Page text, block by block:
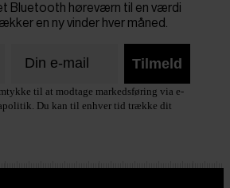
Bluetooth høreværn til en værdi
en ny vinder hver måned.
Tilmeld
til at modtage markedsføring via e-
Du kan til enhver tid trække dit